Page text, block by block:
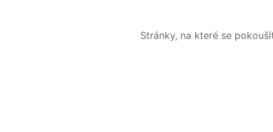
Stránky, na které se